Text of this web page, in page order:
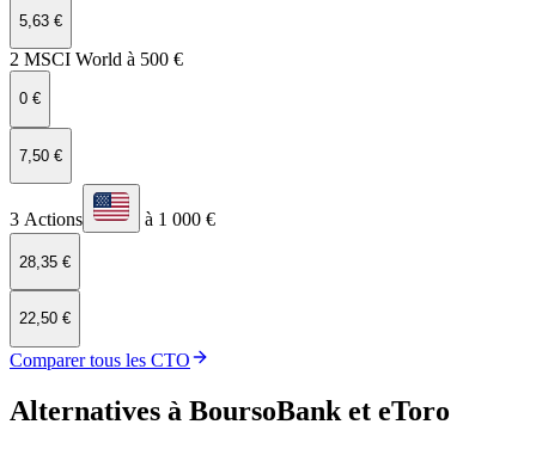
5,63 €
2 MSCI World à 500 €
0 €
7,50 €
3 Actions à 1 000 €
28,35 €
22,50 €
Comparer tous les CTO
Alternatives à BoursoBank et eToro